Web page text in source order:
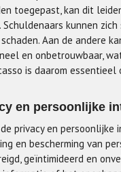
toegepast, kan dit
Schuldenaars kunnen
Aan de andere
en onbetrouwbaar,
is daarom
en persoonlijke
privacy en
en bescherming van
geïntimideerd en